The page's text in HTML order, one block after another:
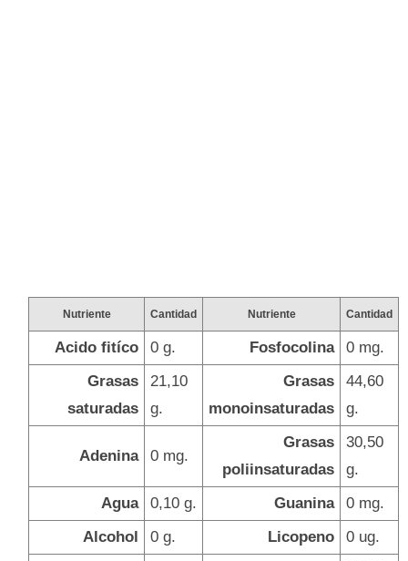
Nutriente Cantidad Nutriente Cantidad
Acido fitíco 0 g. Fosfocolina
0 mg.
Grasas
saturadas
21,10
g.
Grasas
monoinsaturadas
44,60
g.
Adenina 0 mg.
Grasas
poliinsaturadas
30,50
g.
Agua
0,10 g. Guanina
0 mg.
Alcohol
0 g. Licopeno 0 ug.